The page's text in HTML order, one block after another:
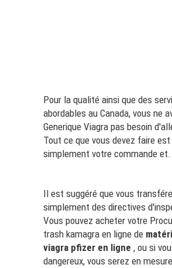
Pour la qualité ainsi que des
abordables au Canada, vous ne
Generique Viagra pas besoin
Tout ce que vous devez faire
simplement votre commande et.
Il est suggéré que vous
simplement des directives
Vous pouvez acheter votre
trash kamagra en ligne de
viagra pfizer en ligne , ou si
dangereux, vous serez en